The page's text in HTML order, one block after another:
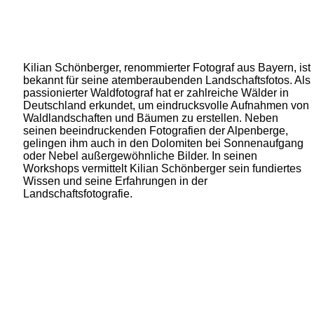
Kilian Schönberger, renommierter Fotograf aus Bayern, ist
bekannt für seine atemberaubenden Landschaftsfotos. Als
passionierter Waldfotograf hat er zahlreiche Wälder in
Deutschland erkundet, um eindrucksvolle Aufnahmen von
Waldlandschaften und Bäumen zu erstellen. Neben
seinen beeindruckenden Fotografien der Alpenberge,
gelingen ihm auch in den Dolomiten bei Sonnenaufgang
oder Nebel außergewöhnliche Bilder. In seinen
Workshops vermittelt Kilian Schönberger sein fundiertes
Wissen und seine Erfahrungen in der
Landschaftsfotografie.